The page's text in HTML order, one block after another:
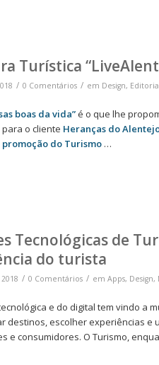
Turística
/ 0 Comentários / em Design,
boas da vida”é o que lhe
o cliente Heranças do
promoção do Turismo …
Tecnológicas de
do turista
/ 0 Comentários / em Apps, Design,
e do digital tem vindo a
destinos, escolher experiências
e consumidores. O Turismo,